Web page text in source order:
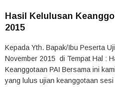
Hasil Kelulusan
2015
Kepada Yth. Bapak/Ibu Peserta
November 2015 di Tempat Hal :
Keanggotaan PAI Bersama ini
yang lulus ujian keanggotaan